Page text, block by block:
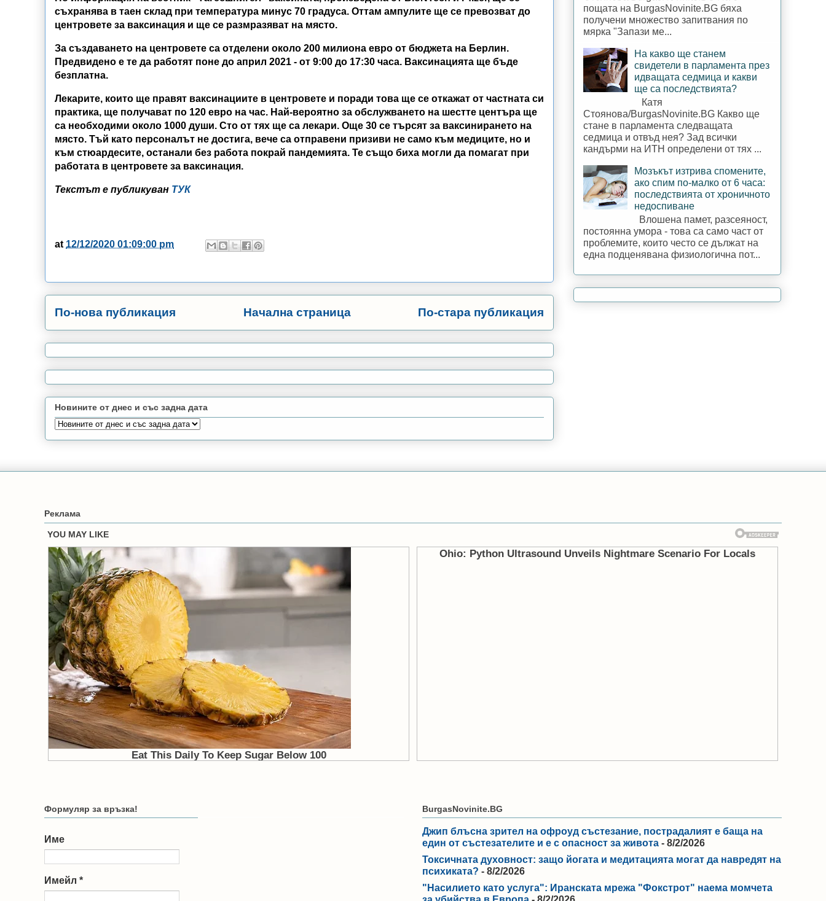
съхранява в таен склад при температура минус 70 градуса. Оттам ампулите ще се превозват до
центровете за ваксинация и ще се размразяват на място.
За създаването на центровете са отделени около 200 милиона евро от бюджета на Берлин.
Предвидено е те да работят поне до април 2021 - от 9:00 до 17:30 часа. Ваксинацията ще бъде
безплатна.
Лекарите, които ще правят ваксинациите в центровете и поради това ще се откажат от частната си
практика, ще получават по 120 евро на час. Най-вероятно за обслужването на шестте центъра ще
са необходими около 1000 души. Сто от тях ще са лекари. Още 30 се търсят за ваксинирането на
място. Тъй като персоналът не достига, вече са отправени призиви не само към медиците, но и
към стюардесите, останали без работа покрай пандемията. Те също биха могли да помагат при
работата в центровете за ваксинация.
Текстът е публикуван ТУК
at 12/12/2020 01:09:00 pm
По-нова публикация По-стара публикация
Начална страница
Новините от днес и със задна дата
пощата на BurgasNovinite.BG бяха
получени множество запитвания по
мярка "Запази ме...
На какво ще станем
свидетели в парламента през
идващата седмица и какви
ще са последствията?
Катя
Стоянова/BurgasNovinite.BG Какво ще
стане в парламента следващата
седмица и отвъд нея? Зад всички
кандърми на ИТН определени от тях ...
Мозъкът изтрива спомените,
ако спим по-малко от 6 часа:
последствията от хроничното
недоспиване
Влошена памет, разсеяност,
постоянна умора - това са само част от
проблемите, които често се дължат на
една подценявана физиологична пот...
Реклама
Формуляр за връзка!
Име
Имейл *
BurgasNovinite.BG
Джип блъсна зрител на офроуд състезание, пострадалият е баща на
един от състезателите и е с опасност за живота - 8/2/2026
Токсичната духовност: защо йогата и медитацията могат да навредят на
психиката? - 8/2/2026
"Насилието като услуга": Иранската мрежа "Фокстрот" наема момчета